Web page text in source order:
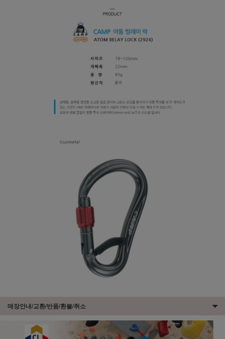
매장안내/교환/반품/환불/취소